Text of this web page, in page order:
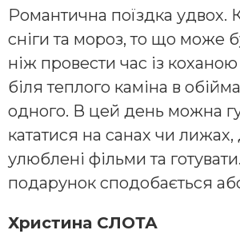
Романтична поїздка удвох.
сніги та мороз, то що може
ніж провести час із
біля теплого каміна в
одного. В цей день можна
кататися на санах чи
улюблені фільми та
подарунок сподобається
Христина СЛОТА